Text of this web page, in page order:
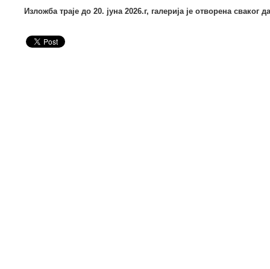
Изложба траје до 20. јуна 2026.г, галерија је отворена сваког